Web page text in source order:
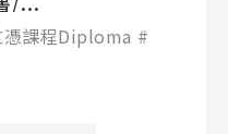
課程Diploma